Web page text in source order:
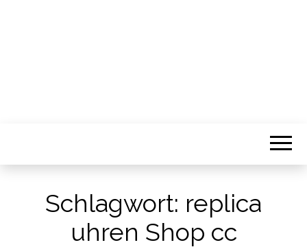
Schlagwort: replica
uhren Shop cc